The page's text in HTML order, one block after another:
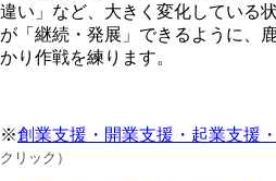
違い」など、大きく変化している
が「継続・発展」できるように、
かり作戦を練ります。
※創業支援・開業支援・起業支援
クリック）